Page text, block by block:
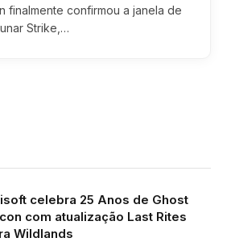
finalmente confirmou a janela de
Strike,…
celebra 25 Anos de Ghost
com atualização Last Rites
Wildlands